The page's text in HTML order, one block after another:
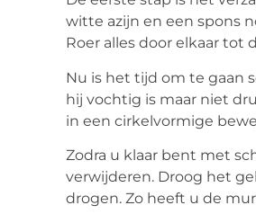
witte azijn en een spons
Roer alles door elkaar tot
Nu is het tijd om te gaan
hij vochtig is maar niet
in een cirkelvormige
Zodra u klaar bent met
verwijderen. Droog het
drogen. Zo heeft u de